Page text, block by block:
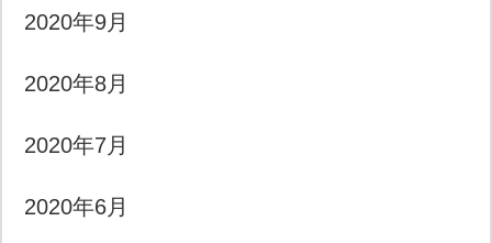
2020年9月
2020年8月
2020年7月
2020年6月